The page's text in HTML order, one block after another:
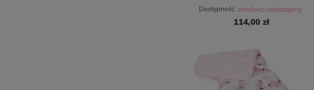
Dostępność:
114,00 zł